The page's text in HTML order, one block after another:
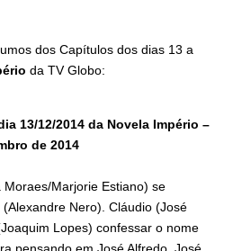
dias
dos Capítulos dos dias 13 a
da TV Globo:
13/12/2014 da Novela Império –
de 2014
Marjorie Estiano) se
Nero). Cláudio (José
Lopes) confessar o nome